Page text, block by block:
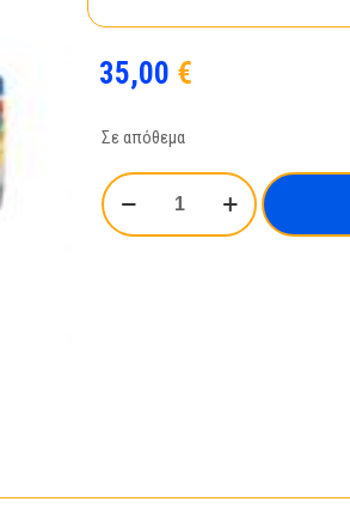
35,00 €
Σε απόθεμα
Ambulance
with